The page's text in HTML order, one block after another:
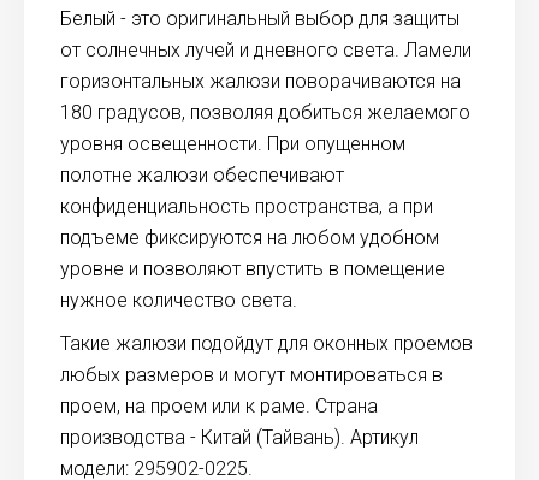
Белый - это оригинальный выбор для защиты
от солнечных лучей и дневного света. Ламели
горизонтальных жалюзи поворачиваются на
180 градусов, позволяя добиться желаемого
уровня освещенности. При опущенном
полотне жалюзи обеспечивают
конфиденциальность пространства, а при
подъеме фиксируются на любом удобном
уровне и позволяют впустить в помещение
нужное количество света.
Такие жалюзи подойдут для оконных проемов
любых размеров и могут монтироваться в
проем, на проем или к раме. Страна
производства - Китай (Тайвань). Артикул
модели: 295902-0225.